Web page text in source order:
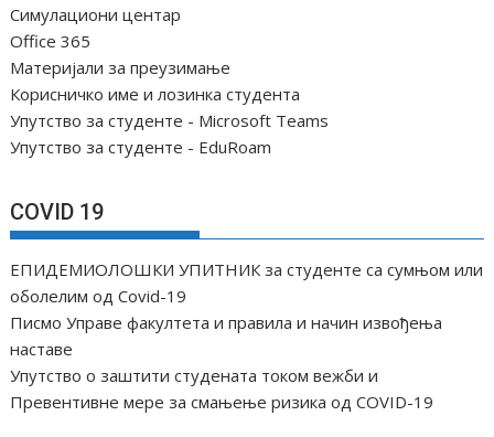
Симулациони центар
Office 365
Материјали за преузимање
Корисничко име и лозинка студента
Упутство за студенте - Microsoft Teams
Упутство за студенте - EduRoam
COVID 19
ЕПИДЕМИОЛОШКИ УПИТНИК за студенте са сумњом или
оболелим од Covid-19
Писмо Управе факултета и правила и начин извођења
наставе
Упутство о заштити студената током вежби и
Превентивне мере за смањење ризика од COVID-19